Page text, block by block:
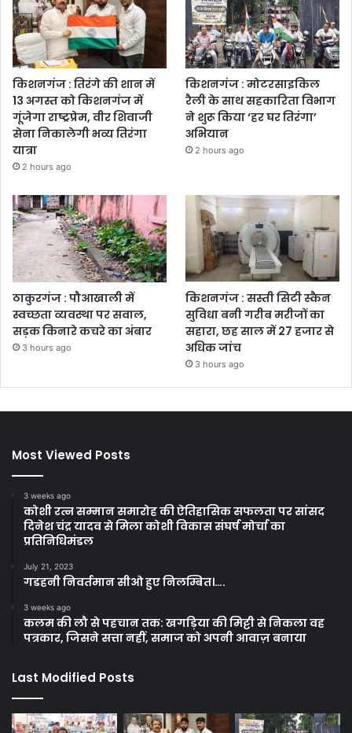
किशनगंज : तिरंगे की शान में
13 अगस्त को किशनगंज में
गूंजेगा राष्ट्रप्रेम, वीर शिवाजी
सेना निकालेगी भव्य तिरंगा
यात्रा
2 hours ago
किशनगंज : मोटरसाइकिल
रैली के साथ सहकारिता विभाग
ने शुरू किया ‘हर घर तिरंगा’
अभियान
2 hours ago
ठाकुरगंज : पौआखाली में
स्वच्छता व्यवस्था पर सवाल,
सड़क किनारे कचरे का अंबार
3 hours ago
किशनगंज : सस्ती सिटी स्कैन
सुविधा बनी गरीब मरीजों का
सहारा, छह साल में 27 हजार से
अधिक जांच
3 hours ago
Most Viewed Posts
3 weeks ago
कोशी रत्न सम्मान समारोह की ऐतिहासिक सफलता पर सांसद
दिनेश चंद्र यादव से मिला कोशी विकास संघर्ष मोर्चा का
प्रतिनिधिमंडल
July 21, 2023
गडहनी निवर्तमान सीओ हुए निलम्बित।….
3 weeks ago
कलम की लौ से पहचान तक: खगड़िया की मिट्टी से निकला वह
पत्रकार, जिसने सत्ता नहीं, समाज को अपनी आवाज़ बनाया
Last Modified Posts